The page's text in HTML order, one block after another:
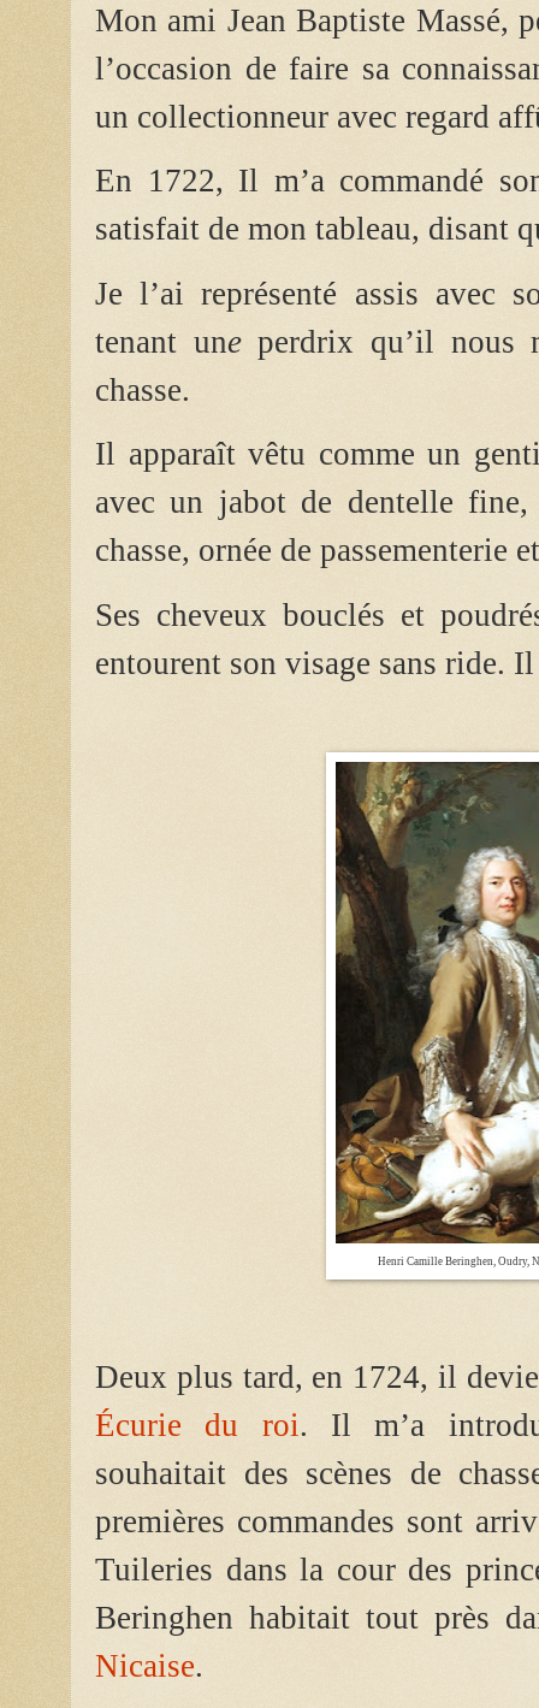
Mon ami Jean Baptiste Massé,
l’occasion de faire sa
un collectionneur avec regard
En 1722, Il m’a commandé
satisfait de mon tableau, disant
Je l’ai représenté assis avec
tenant uneperdrix qu’il nous
chasse.
Il apparaît vêtu comme un
avec un jabot de dentelle
chasse, ornée de passementerie
Ses cheveux bouclés et
entourent son visage sans ride.
Henri Camille Beringhen, Oudry,
Deux plus tard, en 1724, il
Écurie du roi. Il m’a
souhaitait des scènes de
premières commandes sont
Tuileries dans la cour des
Beringhen habitait tout près
Nicaise.